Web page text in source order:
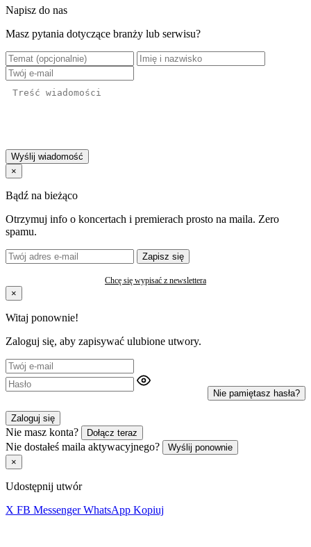
Napisz do nas
Masz pytania dotyczące branży lub serwisu?
Wyślij wiadomość
×
Bądź na bieżąco
Otrzymuj info o koncertach i premierach prosto na maila. Zero
spamu.
Zapisz się
Chcę się wypisać z newslettera
×
Witaj ponownie!
Zaloguj się, aby zapisywać ulubione utwory.
Nie pamiętasz hasła?
Zaloguj się
Nie masz konta? Dołącz teraz
Nie dostałeś maila aktywacyjnego?
Wyślij ponownie
×
Udostępnij utwór
X FB Messenger WhatsApp Kopiuj